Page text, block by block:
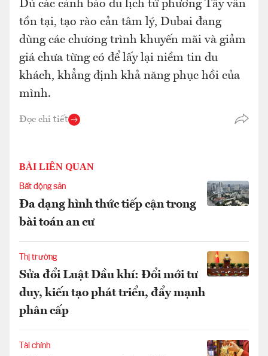
Dù các cảnh báo du lịch từ phương Tây vẫn
tồn tại, tạo rào cản tâm lý, Dubai đang
dùng các chương trình khuyến mãi và giảm
giá chưa từng có để lấy lại niềm tin du
khách, khẳng định khả năng phục hồi của
mình.
Đọc chi tiết
BÀI LIÊN QUAN
Bất động sản
Đa dạng hình thức tiếp cận trong
bài toán an cư
Thị trường
Sửa đổi Luật Dầu khí: Đổi mới tư
duy, kiến tạo phát triển, đẩy mạnh
phân cấp
Tài chính